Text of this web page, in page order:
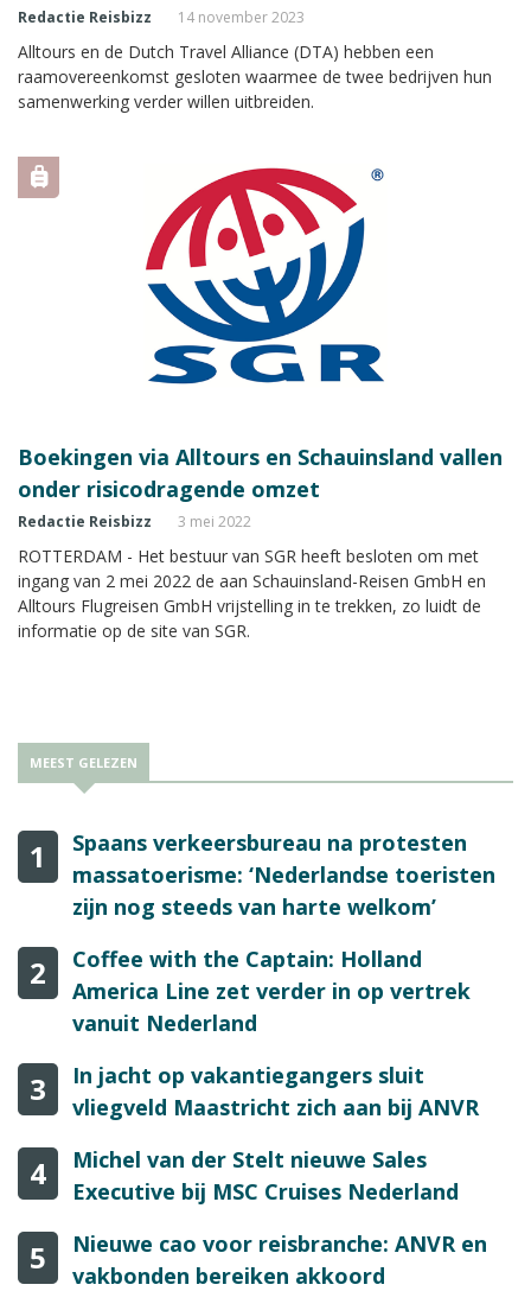
Redactie Reisbizz 14 november 2023
Alltours en de Dutch Travel Alliance (DTA) hebben een
raamovereenkomst gesloten waarmee de twee bedrijven hun
samenwerking verder willen uitbreiden.
Boekingen via Alltours en Schauinsland vallen
onder risicodragende omzet
Redactie Reisbizz 3 mei 2022
ROTTERDAM - Het bestuur van SGR heeft besloten om met
ingang van 2 mei 2022 de aan Schauinsland-Reisen GmbH en
Alltours Flugreisen GmbH vrijstelling in te trekken, zo luidt de
informatie op de site van SGR.
MEEST GELEZEN
1
Spaans verkeersbureau na protesten
massatoerisme: ‘Nederlandse toeristen
zijn nog steeds van harte welkom’
2
Coffee with the Captain: Holland
America Line zet verder in op vertrek
vanuit Nederland
3
In jacht op vakantiegangers sluit
vliegveld Maastricht zich aan bij ANVR
4
Michel van der Stelt nieuwe Sales
Executive bij MSC Cruises Nederland
5
Nieuwe cao voor reisbranche: ANVR en
vakbonden bereiken akkoord